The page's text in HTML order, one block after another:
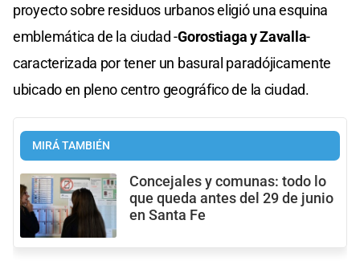
proyecto sobre residuos urbanos eligió una esquina
emblemática de la ciudad -Gorostiaga y Zavalla-
caracterizada por tener un basural paradójicamente
ubicado en pleno centro geográfico de la ciudad.
MIRÁ TAMBIÉN
Concejales y comunas: todo lo
que queda antes del 29 de junio
en Santa Fe